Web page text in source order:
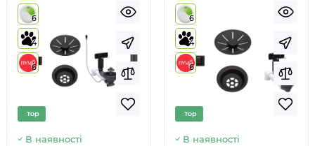
6
4
6
Top
В наявності
6
4
6
Top
В наявності